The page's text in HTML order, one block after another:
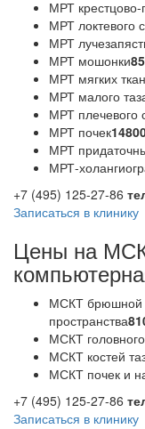
МРТ
МРТ локтевого
МРТ
МРТ мошонки
МРТ мягких
МРТ малого
МРТ плечевого
МРТ почек
МРТ
МРТ-
+7 (495) 125-27-86
Записаться в клинику
Цены на
МСКТ брюшной
пространства
МСКТ
МСКТ костей
МСКТ почек и
+7 (495) 125-27-86
Записаться в клинику